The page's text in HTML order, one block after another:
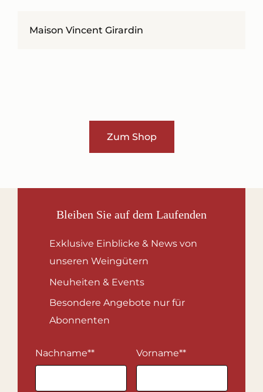
Maison Vincent Girardin
Zum Shop
Bleiben Sie auf dem Laufenden
Exklusive Einblicke & News von
unseren Weingütern
Neuheiten & Events
Besondere Angebote nur für
Abonnenten
Nachname** Vorname**